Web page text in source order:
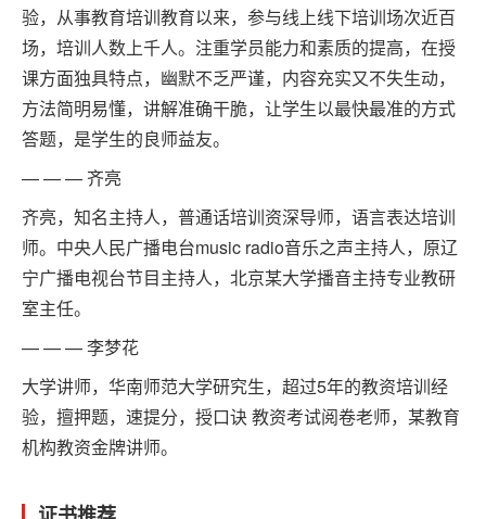
验，从事教育培训教育以来，参与线上线下培训场次近百
场，培训人数上千人。注重学员能力和素质的提高，在授
课方面独具特点，幽默不乏严谨，内容充实又不失生动，
方法简明易懂，讲解准确干脆，让学生以最快最准的方式
答题，是学生的良师益友。
— — — 齐亮
齐亮，知名主持人，普通话培训资深导师，语言表达培训
师。中央人民广播电台music radio音乐之声主持人，原辽
宁广播电视台节目主持人，北京某大学播音主持专业教研
室主任。
— — — 李梦花
大学讲师，华南师范大学研究生，超过5年的教资培训经
验，擅押题，速提分，授口诀 教资考试阅卷老师，某教育
机构教资金牌讲师。